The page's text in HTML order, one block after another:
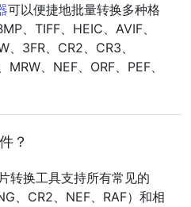
可以便捷地批量转换多种格
、TIFF、HEIC、AVIF、
、3FR、CR2、CR3、
MRW、NEF、ORF、PEF、
？
转换工具支持所有常见的
、CR2、NEF、RAF）和相